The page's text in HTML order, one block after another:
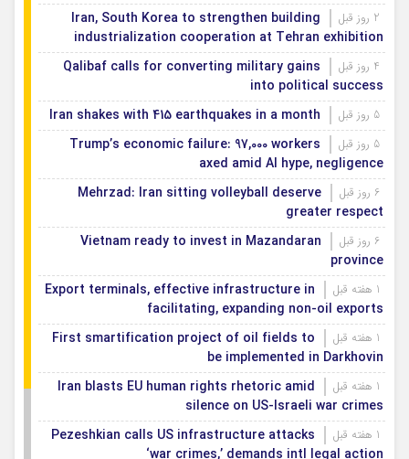
Iran, South Korea to strengthen building
industrialization cooperation at Tehran exhibition
Qalibaf calls for converting military gains
into political success
Iran shakes with 415 earthquakes in a month
Trump’s economic failure: 97,000 workers
axed amid AI hype, negligence
Mehrzad: Iran sitting volleyball deserve
greater respect
Vietnam ready to invest in Mazandaran
province
Export terminals, effective infrastructure in
facilitating, expanding non-oil exports
First smartification project of oil fields to
be implemented in Darkhovin
Iran blasts EU human rights rhetoric amid
silence on US-Israeli war crimes
Pezeshkian calls US infrastructure attacks
‘war crimes,’ demands intl legal action